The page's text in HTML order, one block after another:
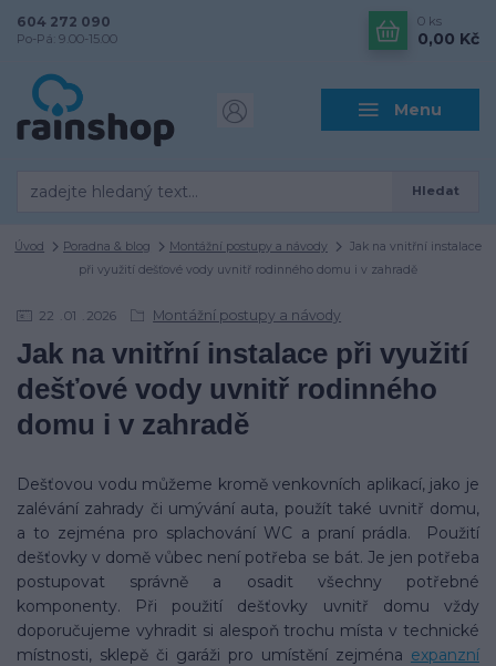
Menu
Hledat
604 272 090
Po-Pá: 9.00-15.00
0 ks
0,00 Kč
Úvod Poradna & blog Montážní postupy a návody
Jak na vnitřní instalace
při využití dešťové vody uvnitř rodinného domu i v zahradě
22 01 2026 Montážní postupy a návody
Jak na vnitřní instalace při využití
dešťové vody uvnitř rodinného
domu i v zahradě
Dešťovou vodu můžeme kromě venkovních aplikací, jako je
zalévání zahrady či umývání auta, použít také uvnitř domu,
a to zejména pro splachování WC a praní prádla. Použití
dešťovky v domě vůbec není potřeba se bát. Je jen potřeba
postupovat správně a osadit všechny potřebné
komponenty. Při použití dešťovky uvnitř domu vždy
doporučujeme vyhradit si alespoň trochu místa v technické
místnosti, sklepě či garáži pro umístění zejména expanzní